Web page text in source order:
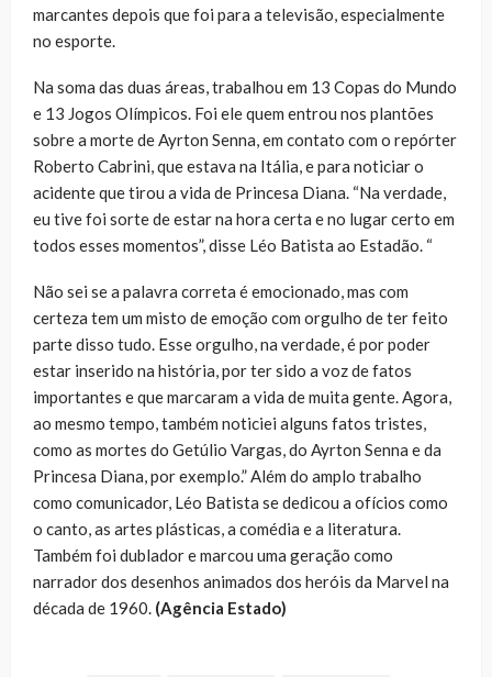
marcantes depois que foi para a televisão, especialmente
no esporte.
Na soma das duas áreas, trabalhou em 13 Copas do Mundo
e 13 Jogos Olímpicos. Foi ele quem entrou nos plantões
sobre a morte de Ayrton Senna, em contato com o repórter
Roberto Cabrini, que estava na Itália, e para noticiar o
acidente que tirou a vida de Princesa Diana. “Na verdade,
eu tive foi sorte de estar na hora certa e no lugar certo em
todos esses momentos”, disse Léo Batista ao Estadão. “
Não sei se a palavra correta é emocionado, mas com
certeza tem um misto de emoção com orgulho de ter feito
parte disso tudo. Esse orgulho, na verdade, é por poder
estar inserido na história, por ter sido a voz de fatos
importantes e que marcaram a vida de muita gente. Agora,
ao mesmo tempo, também noticiei alguns fatos tristes,
como as mortes do Getúlio Vargas, do Ayrton Senna e da
Princesa Diana, por exemplo.” Além do amplo trabalho
como comunicador, Léo Batista se dedicou a ofícios como
o canto, as artes plásticas, a comédia e a literatura.
Também foi dublador e marcou uma geração como
narrador dos desenhos animados dos heróis da Marvel na
década de 1960. (Agência Estado)